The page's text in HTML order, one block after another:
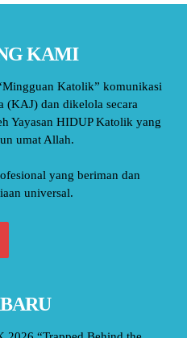
KAMI
Katolik” komunikasi
(KAJ) dan dikelola secara
Yayasan HIDUP Katolik yang
umat Allah.
yang beriman dan
universal.